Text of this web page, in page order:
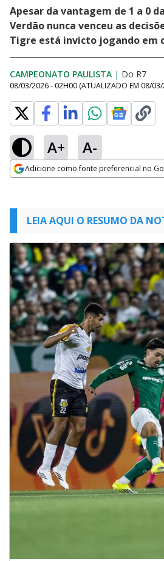
Apesar da vantagem de 1 a 0
Verdão nunca venceu as
Tigre está invicto jogando em
CAMPEONATO PAULISTA | Do R7
08/03/2026 - 02H00 (ATUALIZADO EM 08/
A+ A-
Adicione como fonte preferencial no
LEIA AQUI O RESUMO DA